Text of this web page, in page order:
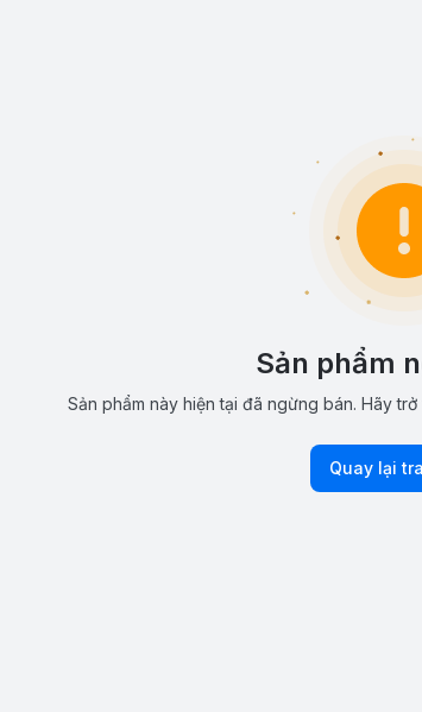
Sản phẩm
Sản phẩm này hiện tại đã ngừng bán. Hãy
Quay lại